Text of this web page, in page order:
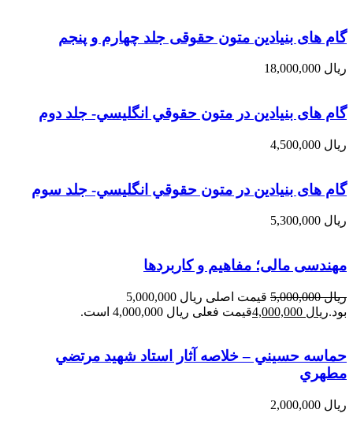
گام های بنیادین متون حقوقی جلد چهارم و پنجم
ریال
گام های بنیادین در متون حقوقي انگليسي- جلد دوم
ریال
گام های بنیادین در متون حقوقي انگليسي- جلد سوم
ریال
مهندسی مالی؛ مفاهیم و کاربردها
ریال5,000,000
قیمت اصلی ریال 5,000,000
بود.ریال قیمت فعلی ریال 4,000,000 است.
حماسه حسيني – خلاصه آثار استاد شهيد مرتضي
مطهري
ریال